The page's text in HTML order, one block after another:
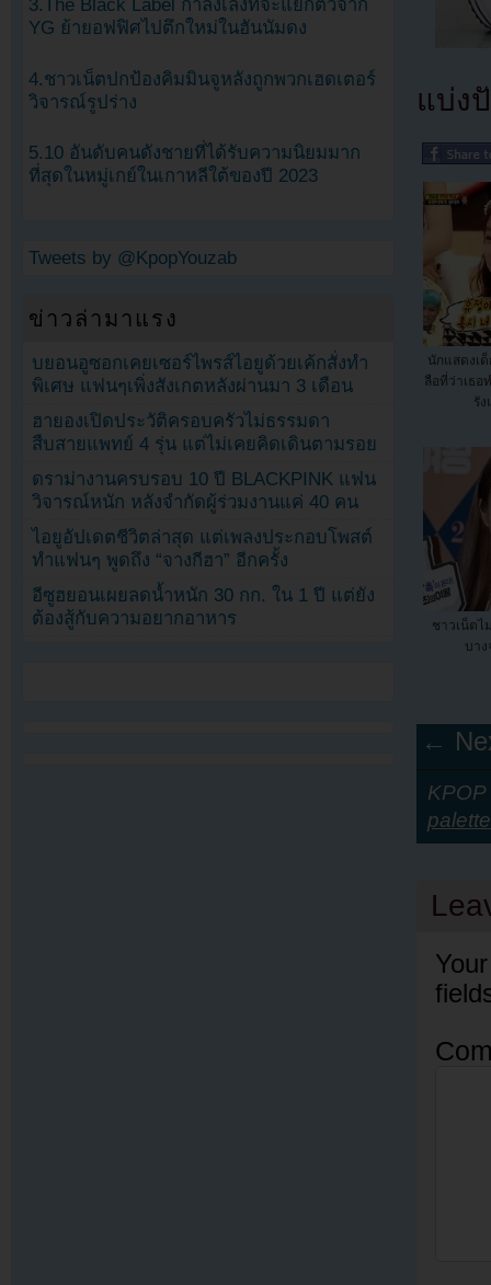
แบ่ง
นักแสดงเ
ลือที่ว่าเธอ
รั
ชาวเน็ตไ
บาง
←
palette
3.The Black Label กำลังเล็งที่จะแยกตัวจาก
YG ย้ายอฟฟิศไปตึกใหม่ในฮันนัมดง
4.ชาวเน็ตปกป้องคิมมินจูหลังถูกพวกเฮดเตอร์
วิจารณ์รูปร่าง
5.10 อันดับคนดังชายที่ได้รับความนิยมมาก
ที่สุดในหมู่เกย์ในเกาหลีใต้ของปี 2023
Tweets by @KpopYouzab
ข่าวล่ามาแรง
บยอนอูซอกเคยเซอร์ไพรส์ไอยูด้วยเค้กสั่งทำ
พิเศษ แฟนๆเพิ่งสังเกตหลังผ่านมา 3 เดือน
ฮายองเปิดประวัติครอบครัวไม่ธรรมดา
สืบสายแพทย์ 4 รุ่น แต่ไม่เคยคิดเดินตามรอย
ดราม่างานครบรอบ 10 ปี BLACKPINK แฟน
วิจารณ์หนัก หลังจำกัดผู้ร่วมงานแค่ 40 คน
ไอยูอัปเดตชีวิตล่าสุด แต่เพลงประกอบโพสต์
ทำแฟนๆ พูดถึง “จางกีฮา” อีกครั้ง
อีซูฮยอนเผยลดน้ำหนัก 30 กก. ใน 1 ปี แต่ยัง
ต้องสู้กับความอยากอาหาร